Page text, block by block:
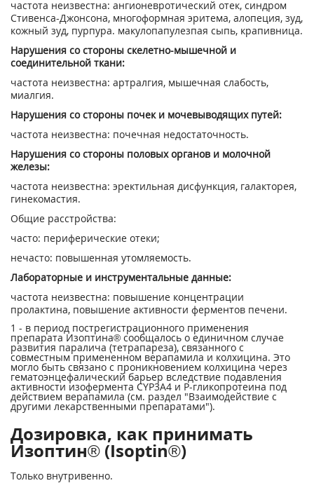
частота неизвестна: ангионевротический отек, синдром
Стивенса-Джонсона, многоформная эритема, алопеция, зуд,
кожный зуд, пурпура. макулопапулезпая сыпь, крапивница.
Нарушения со стороны скелетно-мышечной и
соединительной ткани:
частота неизвестна: артралгия, мышечная слабость,
миалгия.
Нарушения со стороны почек и мочевыводящих путей:
частота неизвестна: почечная недостаточность.
Нарушения со стороны половых органов и молочной
железы:
частота неизвестна: эректильная дисфункция, галакторея,
гинекомастия.
Общие расстройства:
часто: периферические отеки;
нечасто: повышенная утомляемость.
Лабораторные и инструментальные данные:
частота неизвестна: повышение концентрации
пролактина, повышение активности ферментов печени.
1 - в период пострегистрационного применения
препарата Изоптина® сообщалось о единичном случае
развития паралича (тетрапареза), связанного с
совместным примененном верапамила и колхицина. Это
могло быть связано с проникновением колхицина через
гематоэнцефалический барьер вследствие подавления
активности изофермента CYP3A4 и Р-гликопротеина под
действием верапамила (см. раздел "Взаимодействие с
другими лекарственными препаратами").
Дозировка, как принимать
Изоптин® (Isoptin®)
Только внутривенно.